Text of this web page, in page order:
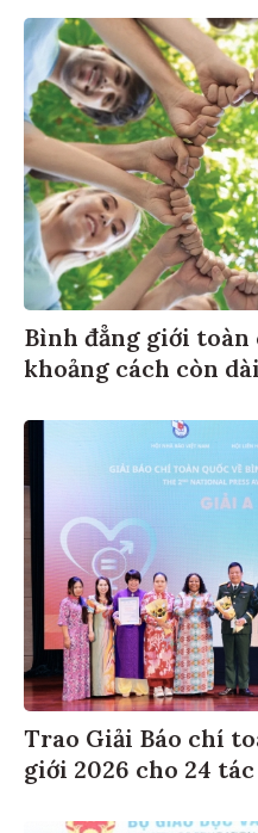
Bình đẳng giới toàn
khoảng cách còn dài
Trao Giải Báo chí
giới 2026 cho 24